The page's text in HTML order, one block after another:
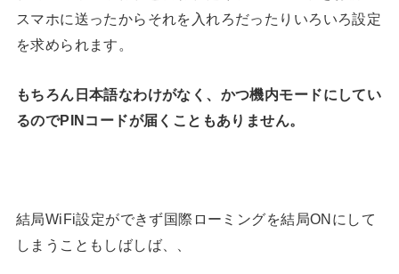
スマホに送ったからそれを入れろだったりいろいろ設定
を求められます。
もちろん日本語なわけがなく、かつ機内モードにしてい
るのでPINコードが届くこともありません。
結局WiFi設定ができず国際ローミングを結局ONにして
しまうこともしばしば、、